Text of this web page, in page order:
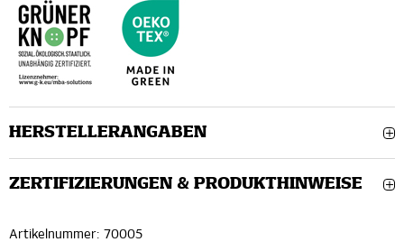
HERSTELLERANGABEN
ZERTIFIZIERUNGEN & PRODUKTHINWEISE
Artikelnummer: 70005